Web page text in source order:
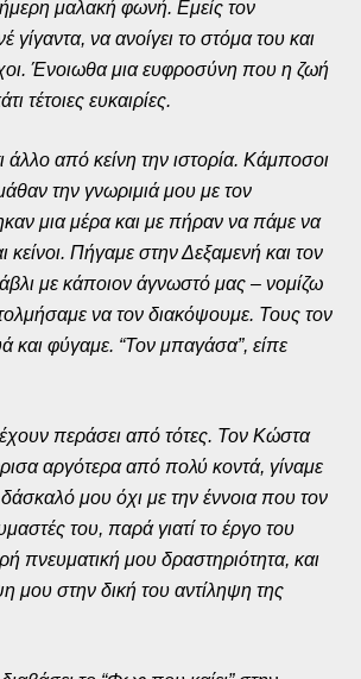
μαλακή φωνή. Εμείς τον
γίγαντα, να ανοίγει το στόμα του και
Ένοιωθα μια ευφροσύνη που η ζωή
τέτοιες ευκαιρίες.
άλλο από κείνη την ιστορία. Κάμποσοι
την γνωριμιά μου με τον
μια μέρα και με πήραν να πάμε να
κείνοι. Πήγαμε στην Δεξαμενή και τον
με κάποιον άγνωστό μας – νομίζω
να τον διακόψουμε. Τους τον
και φύγαμε. “Τον μπαγάσα”, είπε
περάσει από τότες. Τον Κώστα
αργότερα από πολύ κοντά, γίναμε
μου όχι με την έννοια που τον
του, παρά γιατί το έργο του
πνευματική μου δραστηριότητα, και
μου στην δική του αντίληψη της